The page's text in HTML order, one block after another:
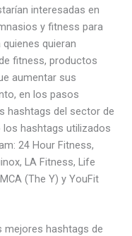
interesadas en
y fitness para
quieran
fitness, productos
aumentar sus
en los pasos
hashtags del sector de
hashtags utilizados
24 Hour Fitness,
LA Fitness, Life
(The Y) y YouFit
mejores hashtags de